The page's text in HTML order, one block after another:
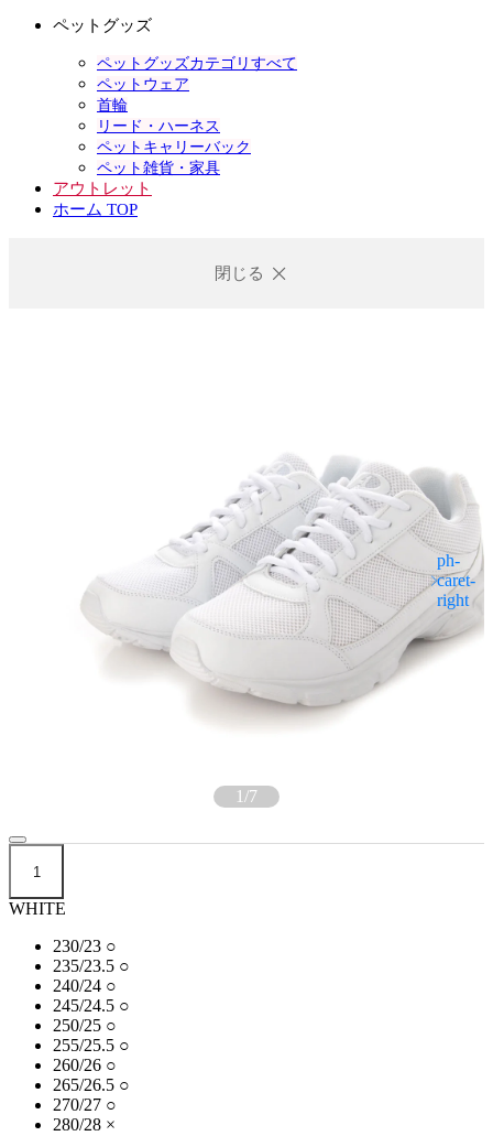
ペットグッズ
ペットグッズカテゴリすべて
ペットウェア
首輪
リード・ハーネス
ペットキャリーバック
ペット雑貨・家具
アウトレット
ホーム TOP
閉じる
1/7
1
WHITE
230/23 ○
235/23.5 ○
240/24 ○
245/24.5 ○
250/25 ○
255/25.5 ○
260/26 ○
265/26.5 ○
270/27 ○
280/28 ×